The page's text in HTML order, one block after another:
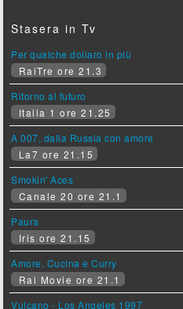
Stasera in Tv
Per qualche dollaro in più
RaiTre ore 21.3
Ritorno al futuro
Italia 1 ore 21.25
A 007, dalla Russia con amore
La7 ore 21.15
Smokin' Aces
Canale 20 ore 21.1
Paura
Iris ore 21.15
Amore, Cucina e Curry
Rai Movie ore 21.1
Vulcano - Los Angeles 1997